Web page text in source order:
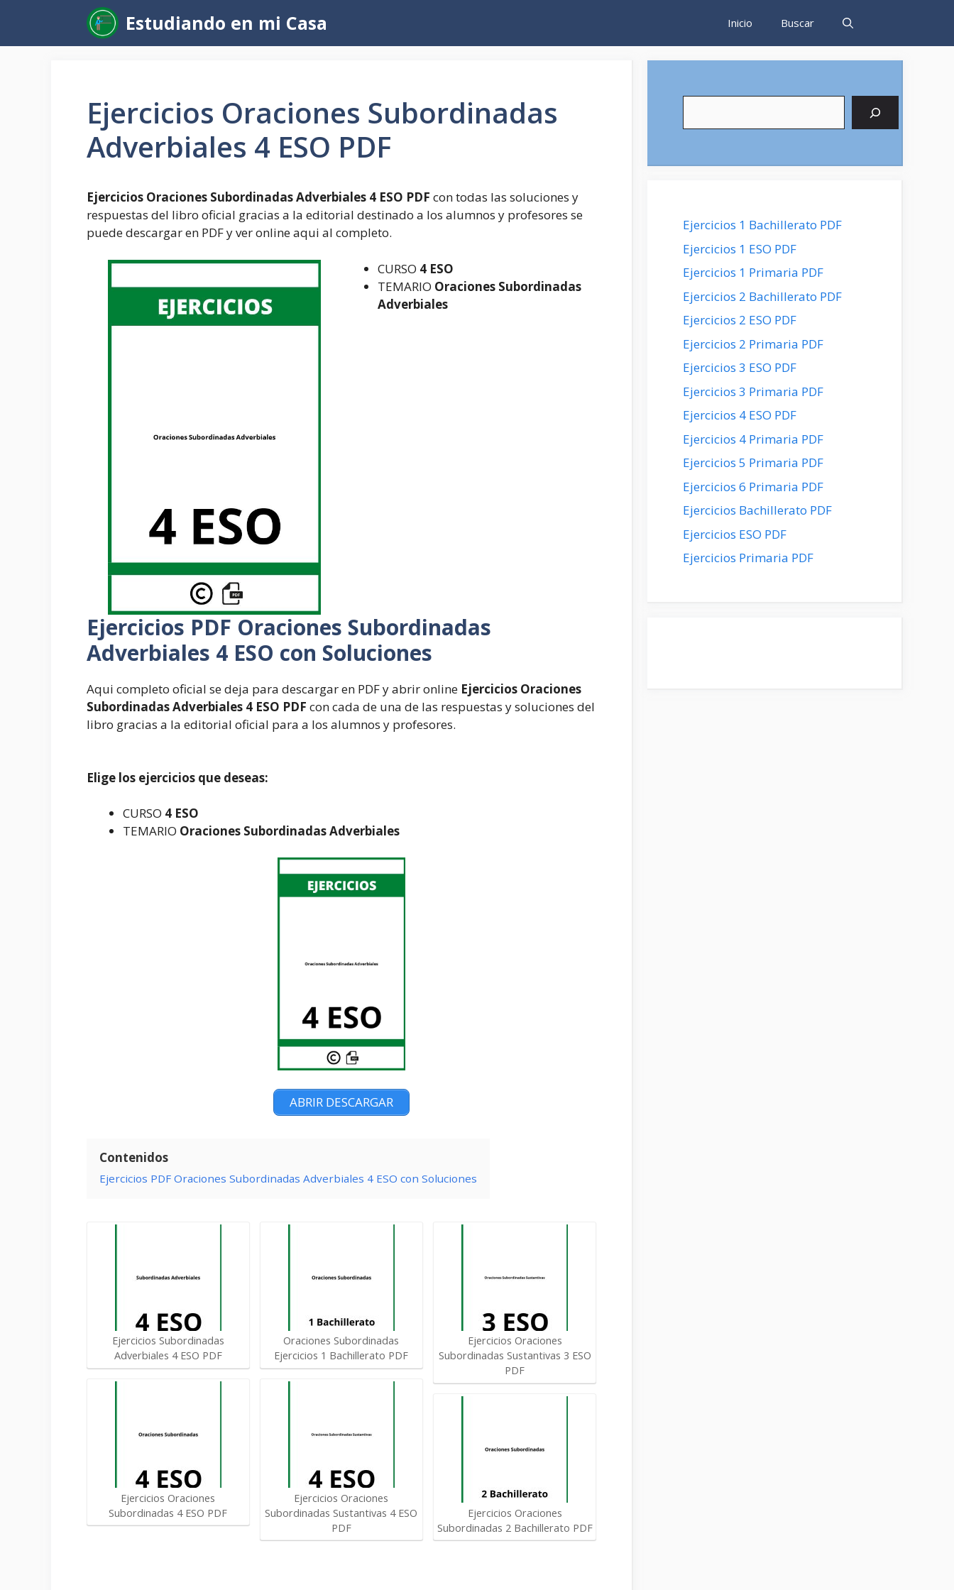
contenido
Estudiando en mi Casa Inicio Buscar
Ejercicios Oraciones Subordinadas
Adverbiales 4 ESO PDF
Ejercicios Oraciones Subordinadas Adverbiales 4 ESO PDF con todas las soluciones y
respuestas del libro oficial gracias a la editorial destinado a los alumnos y profesores se
puede descargar en PDF y ver online aqui al completo.
CURSO 4 ESO
TEMARIO Oraciones Subordinadas
Adverbiales
Ejercicios PDF Oraciones Subordinadas
Adverbiales 4 ESO con Soluciones
Aqui completo oficial se deja para descargar en PDF y abrir online Ejercicios Oraciones
Subordinadas Adverbiales 4 ESO PDF con cada de una de las respuestas y soluciones del
libro gracias a la editorial oficial para a los alumnos y profesores.
Elige los ejercicios que deseas:
CURSO 4 ESO
TEMARIO Oraciones Subordinadas Adverbiales
ABRIR DESCARGAR
Contenidos
Ejercicios PDF Oraciones Subordinadas Adverbiales 4 ESO con Soluciones
Ejercicios Subordinadas
Adverbiales 4 ESO PDF
Ejercicios Oraciones
Subordinadas 4 ESO PDF
Oraciones Subordinadas
Ejercicios 1 Bachillerato PDF
Ejercicios Oraciones
Subordinadas Sustantivas 4 ESO
PDF
Ejercicios Oraciones
Subordinadas Sustantivas 3 ESO
PDF
Ejercicios Oraciones
Subordinadas 2 Bachillerato PDF
Ejercicios 1 Bachillerato PDF
Ejercicios 1 ESO PDF
Ejercicios 1 Primaria PDF
Ejercicios 2 Bachillerato PDF
Ejercicios 2 ESO PDF
Ejercicios 2 Primaria PDF
Ejercicios 3 ESO PDF
Ejercicios 3 Primaria PDF
Ejercicios 4 ESO PDF
Ejercicios 4 Primaria PDF
Ejercicios 5 Primaria PDF
Ejercicios 6 Primaria PDF
Ejercicios Bachillerato PDF
Ejercicios ESO PDF
Ejercicios Primaria PDF